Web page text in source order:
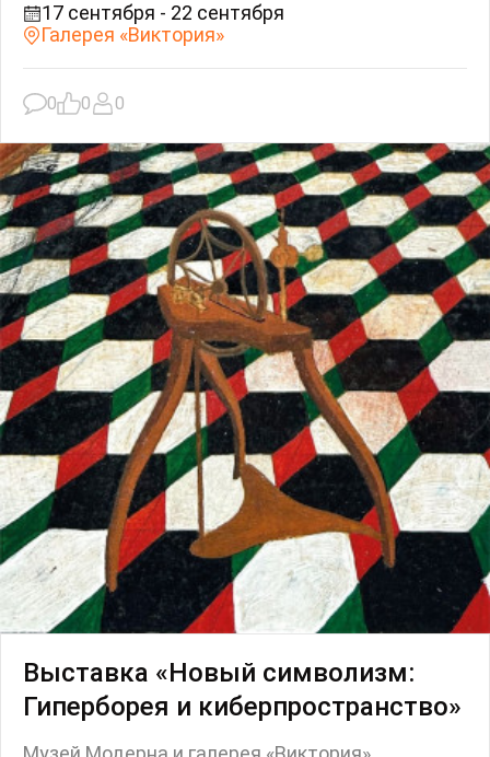
17 сентября - 22 сентября
Галерея «Виктория»
0 0 0
Выставка «Новый символизм:
Гиперборея и киберпространство»